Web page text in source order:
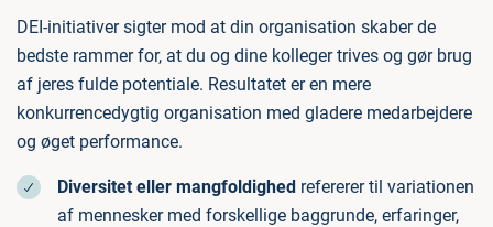
DEI-initiativer sigter mod at din organisation skaber de
bedste rammer for, at du og dine kolleger trives og gør brug
af jeres fulde potentiale. Resultatet er en mere
konkurrencedygtig organisation med gladere medarbejdere
og øget performance.
Diversitet eller mangfoldighed refererer til variationen
af mennesker med forskellige baggrunde, erfaringer,